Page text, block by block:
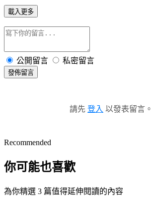
載入更多
公開留言 私密留言
發佈留言
請先 登入 以發表留言。
Recommended
你可能也喜歡
為你精選 3 篇值得延伸閱讀的內容